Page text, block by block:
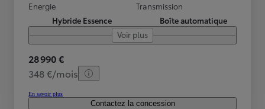
Energie
Hybride Essence
Transmission
Boîte automatique
Voir plus
28 990 €
348 €/mois
En savoir plus
Contactez la concession